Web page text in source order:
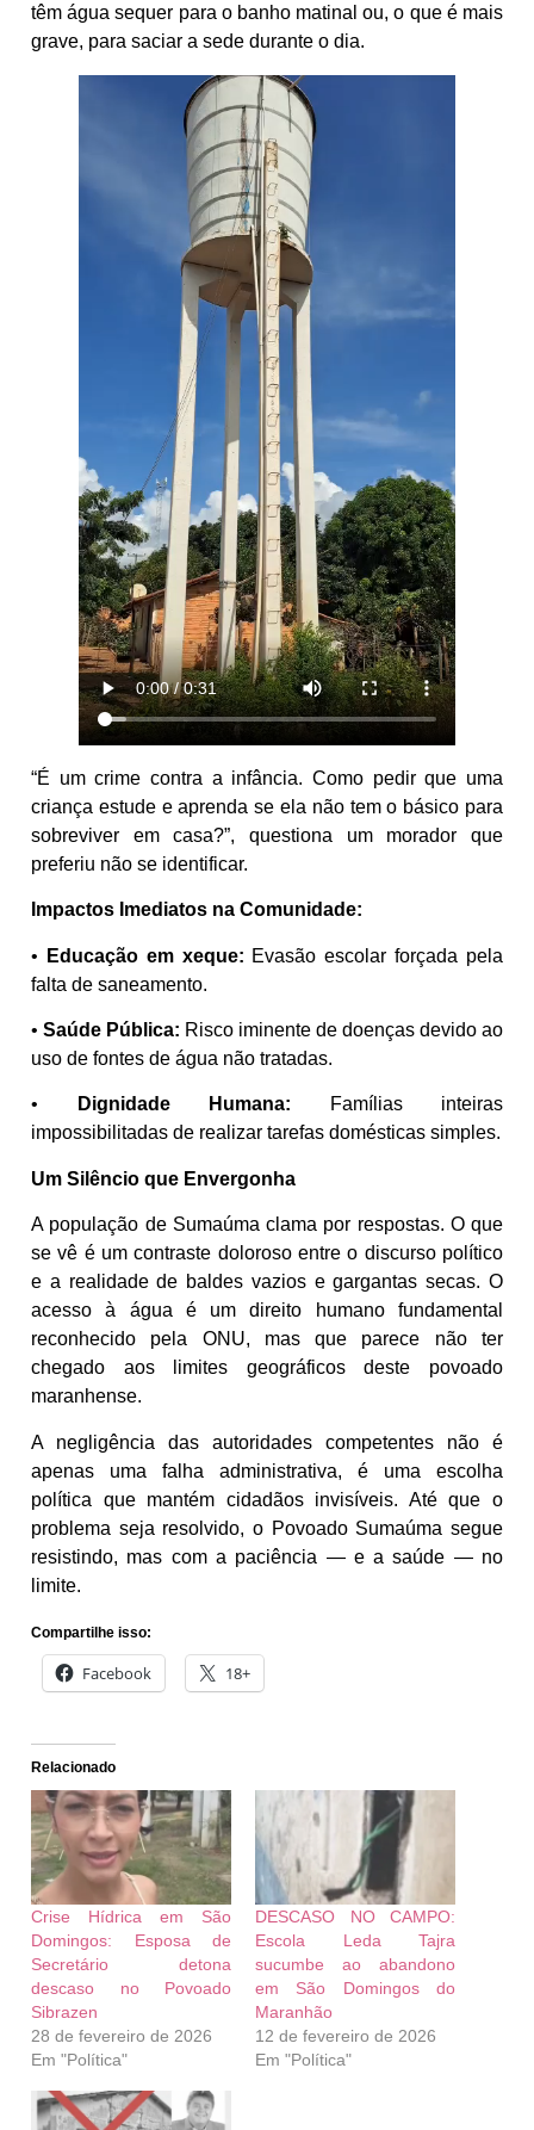
têm água sequer para o banho matinal ou, o que é mais
grave, para saciar a sede durante o dia.
“É um crime contra a infância. Como pedir que uma
criança estude e aprenda se ela não tem o básico para
sobreviver em casa?”, questiona um morador que
preferiu não se identificar.
Impactos Imediatos na Comunidade:
• Educação em xeque: Evasão escolar forçada pela
falta de saneamento.
• Saúde Pública: Risco iminente de doenças devido ao
uso de fontes de água não tratadas.
• Dignidade Humana: Famílias inteiras
impossibilitadas de realizar tarefas domésticas simples.
Um Silêncio que Envergonha
A população de Sumaúma clama por respostas. O que
se vê é um contraste doloroso entre o discurso político
e a realidade de baldes vazios e gargantas secas. O
acesso à água é um direito humano fundamental
reconhecido pela ONU, mas que parece não ter
chegado aos limites geográficos deste povoado
maranhense.
A negligência das autoridades competentes não é
apenas uma falha administrativa, é uma escolha
política que mantém cidadãos invisíveis. Até que o
problema seja resolvido, o Povoado Sumaúma segue
resistindo, mas com a paciência — e a saúde — no
limite.
Compartilhe isso:
Facebook 18+
Relacionado
Crise Hídrica em São
Domingos: Esposa de
Secretário detona
descaso no Povoado
Sibrazen
28 de fevereiro de 2026
Em "Política"
DESCASO NO CAMPO:
Escola Leda Tajra
sucumbe ao abandono
em São Domingos do
Maranhão
12 de fevereiro de 2026
Em "Política"